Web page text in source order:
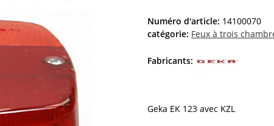
Numéro d'article: 14100070
catégorie: Feux à trois
Fabricants:
Geka EK 123 avec KZL